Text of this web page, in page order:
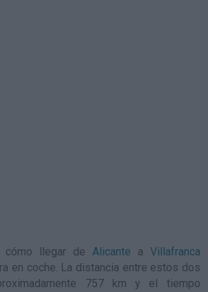
cómo llegar de Alicante a Villafranca
en coche. La distancia entre estos dos
757 km y el tiempo